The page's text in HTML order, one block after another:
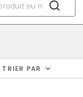
TRIER PAR